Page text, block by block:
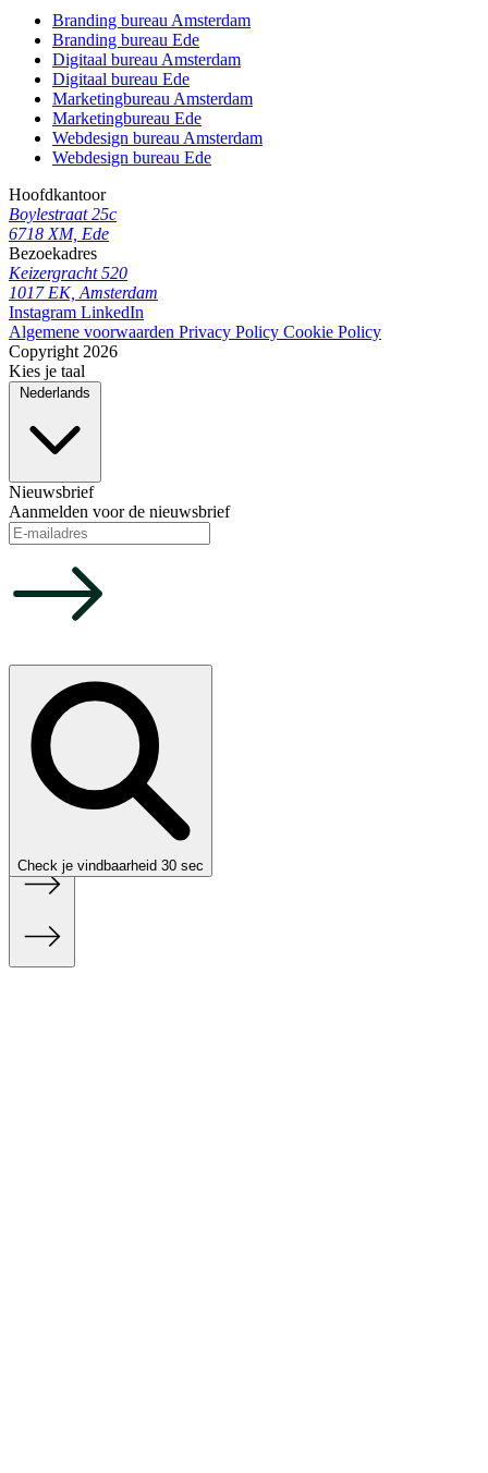
Branding bureau Amsterdam
Branding bureau Ede
Digitaal bureau Amsterdam
Digitaal bureau Ede
Marketingbureau Amsterdam
Marketingbureau Ede
Webdesign bureau Amsterdam
Webdesign bureau Ede
Hoofdkantoor
Boylestraat 25c
6718 XM, Ede
Bezoekadres
Keizergracht 520
1017 EK, Amsterdam
Instagram LinkedIn
Algemene voorwaarden Privacy Policy Cookie Policy
Copyright 2026
Kies je taal
Nederlands
Nieuwsbrief
Aanmelden voor de nieuwsbrief
Choose your language
Nederlands
Nederlands ✓ English
Check je vindbaarheid 30 sec